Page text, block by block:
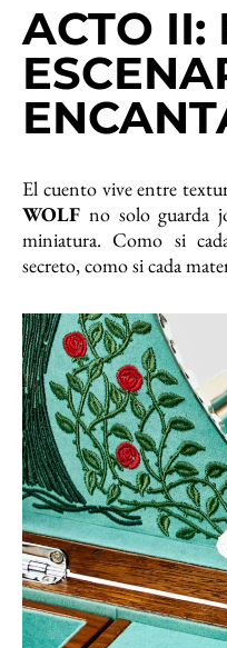
ACTO II:
El cuento vive entre
WOLF no solo guarda
miniatura. Como si
secreto, como si cada